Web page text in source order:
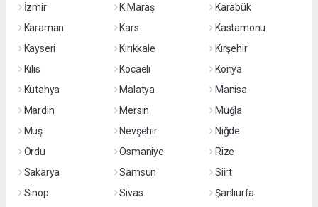
İzmir
K.Maraş
Karabük
Karaman
Kars
Kastamonu
Kayseri
Kırıkkale
Kırşehir
Kilis
Kocaeli
Konya
Kütahya
Malatya
Manisa
Mardin
Mersin
Muğla
Muş
Nevşehir
Niğde
Ordu
Osmaniye
Rize
Sakarya
Samsun
Siirt
Sinop
Sivas Şanlıurfa